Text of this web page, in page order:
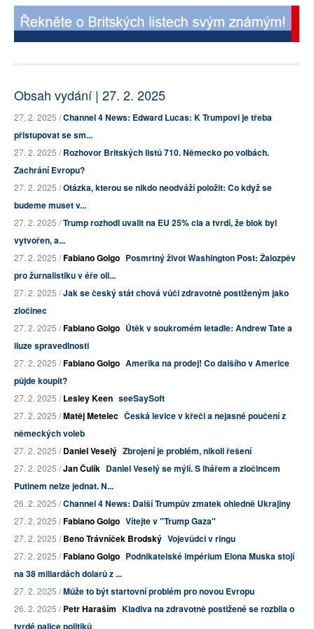
Obsah vydání | 27. 2. 2025
27. 2. 2025 /Channel 4 News: Edward Lucas: K Trumpovi je třeba
přistupovat se sm...
27. 2. 2025 /Rozhovor Britských listů 710. Německo po volbách.
Zachrání Evropu?
27. 2. 2025 /Otázka, kterou se nikdo neodváží položit: Co když se
budeme muset v...
27. 2. 2025 /Trump rozhodl uvalit na EU 25% cla a tvrdí, že blok byl
vytvořen, a...
27. 2. 2025 /Fabiano Golgo Posmrtný život Washington Post: Žalozpěv
pro žurnalistiku v éře oli...
27. 2. 2025 /Jak se český stát chová vůči zdravotně postiženým jako
zločinec
27. 2. 2025 /Fabiano Golgo Útěk v soukromém letadle: Andrew Tate a
iluze spravedlnosti
27. 2. 2025 /Fabiano Golgo Amerika na prodej! Co dalšího v Americe
půjde koupit?
27. 2. 2025 /Lesley Keen seeSaySoft
27. 2. 2025 /Matěj Metelec Česká levice v křeči a nejasné poučení z
německých voleb
27. 2. 2025 /Daniel Veselý Zbrojení je problém, nikoli řešení
27. 2. 2025 /Jan Čulík Daniel Veselý se mýlí. S lhářem a zločincem
Putinem nelze jednat. N...
26. 2. 2025 /Channel 4 News: Další Trumpův zmatek ohledně Ukrajiny
27. 2. 2025 /Fabiano Golgo Vítejte v "Trump Gaza"
27. 2. 2025 /Beno Trávníček Brodský Vojevůdci v ringu
27. 2. 2025 /Fabiano Golgo Podnikatelské impérium Elona Muska stojí
na 38 miliardách dolarů z ...
27. 2. 2025 /Může to být startovní problém pro novou Evropu
26. 2. 2025 /Petr Haraším Kladiva na zdravotně postižené se rozbila o
tvrdé palice politiků